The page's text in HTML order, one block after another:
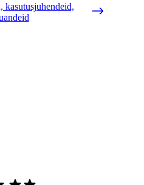
ja need vastavad Bazaarvoice’i
kujul on kasulikud